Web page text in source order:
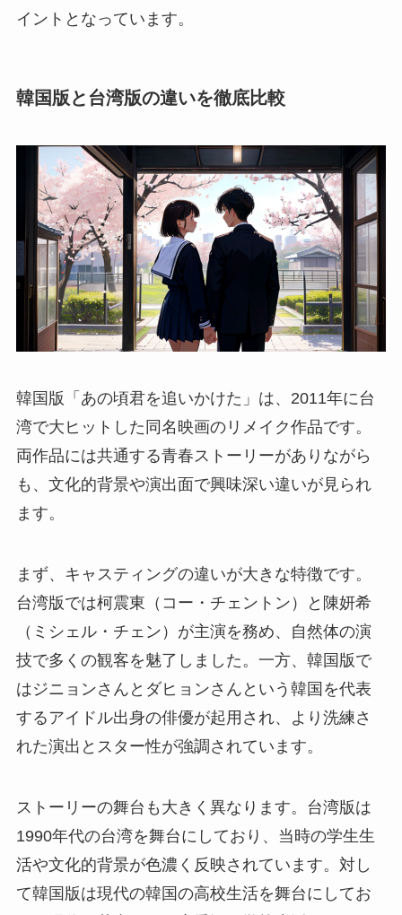
イントとなっています。
韓国版と台湾版の違いを徹底比較
韓国版「あの頃君を追いかけた」は、2011年に台
湾で大ヒットした同名映画のリメイク作品です。
両作品には共通する青春ストーリーがありながら
も、文化的背景や演出面で興味深い違いが見られ
ます。
まず、キャスティングの違いが大きな特徴です。
台湾版では柯震東（コー・チェントン）と陳妍希
（ミシェル・チェン）が主演を務め、自然体の演
技で多くの観客を魅了しました。一方、韓国版で
はジニョンさんとダヒョンさんという韓国を代表
するアイドル出身の俳優が起用され、より洗練さ
れた演出とスター性が強調されています。
ストーリーの舞台も大きく異なります。台湾版は
1990年代の台湾を舞台にしており、当時の学生生
活や文化的背景が色濃く反映されています。対し
て韓国版は現代の韓国の高校生活を舞台にしてお